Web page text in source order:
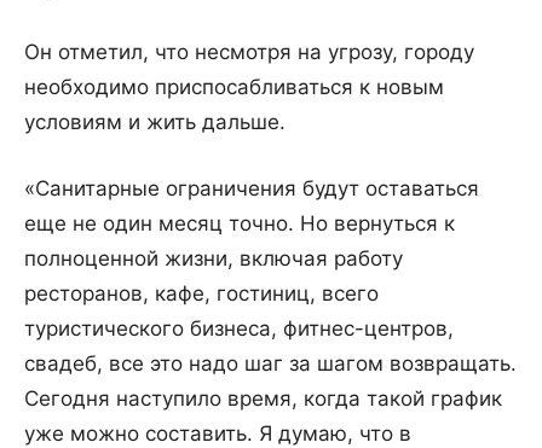
Он отметил, что несмотря на угрозу, городу
необходимо приспосабливаться к новым
условиям и жить дальше.
«Санитарные ограничения будут оставаться
еще не один месяц точно. Но вернуться к
полноценной жизни, включая работу
ресторанов, кафе, гостиниц, всего
туристического бизнеса, фитнес-центров,
свадеб, все это надо шаг за шагом возвращать.
Сегодня наступило время, когда такой график
уже можно составить. Я думаю, что в